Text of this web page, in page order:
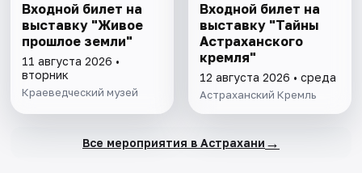
Входной билет на
выставку "Живое
прошлое земли"
11 августа 2026 •
вторник
Краеведческий музей
Входной билет на
выставку "Тайны
Астраханского
кремля"
12 августа 2026 • среда
Астраханский Кремль
Все мероприятия в Астрахани →